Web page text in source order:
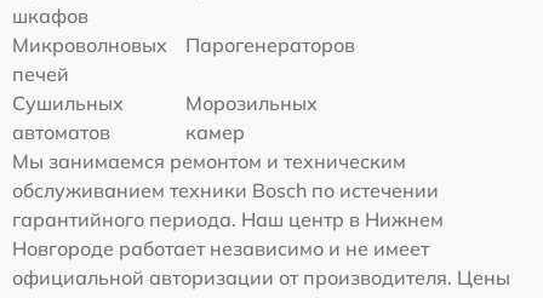
шкафов
Микроволновых
печей
Парогенераторов
Сушильных
автоматов
Морозильных
камер
Мы занимаемся ремонтом и техническим
обслуживанием техники Bosch по истечении
гарантийного периода. Наш центр в Нижнем
Новгороде работает независимо и не имеет
официальной авторизации от производителя. Цены